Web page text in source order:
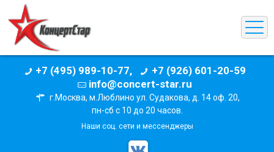
+7 (495) 989-10-77,
+7 (926) 601-20-59
info@concert-star.ru
г.Москва, м.Люблино ул. Судакова, д. 14 оф. 20,
пн-сб с 10 до 20 часов.
Наши соц. сети и мессенджеры